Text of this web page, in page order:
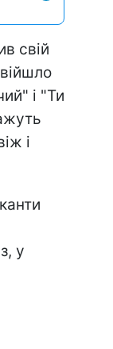
свій
і "Ти
і
у